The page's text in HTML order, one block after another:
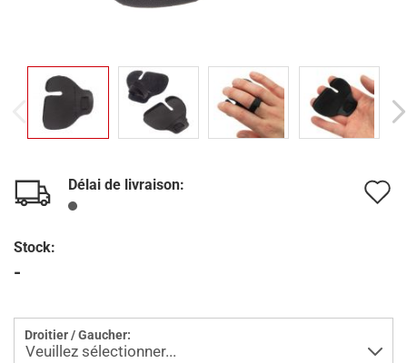
Délai de livraison:
Stock:
-
Droitier / Gaucher: